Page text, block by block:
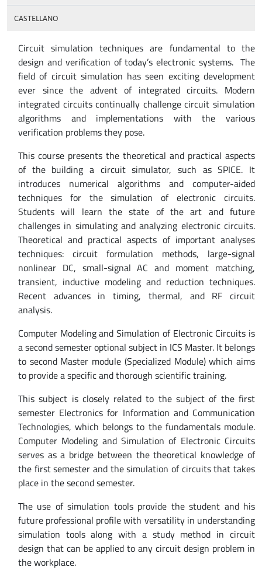
CASTELLANO
Circuit simulation techniques are fundamental to the
design and verification of today’s electronic systems. The
field of circuit simulation has seen exciting development
ever since the advent of integrated circuits. Modern
integrated circuits continually challenge circuit simulation
algorithms and implementations with the various
verification problems they pose.
This course presents the theoretical and practical aspects
of the building a circuit simulator, such as SPICE. It
introduces numerical algorithms and computer-aided
techniques for the simulation of electronic circuits.
Students will learn the state of the art and future
challenges in simulating and analyzing electronic circuits.
Theoretical and practical aspects of important analyses
techniques: circuit formulation methods, large-signal
nonlinear DC, small-signal AC and moment matching,
transient, inductive modeling and reduction techniques.
Recent advances in timing, thermal, and RF circuit
analysis.
Computer Modeling and Simulation of Electronic Circuits is
a second semester optional subject in ICS Master. It belongs
to second Master module (Specialized Module) which aims
to provide a specific and thorough scientific training.
This subject is closely related to the subject of the first
semester Electronics for Information and Communication
Technologies, which belongs to the fundamentals module.
Computer Modeling and Simulation of Electronic Circuits
serves as a bridge between the theoretical knowledge of
the first semester and the simulation of circuits that takes
place in the second semester.
The use of simulation tools provide the student and his
future professional profile with versatility in understanding
simulation tools along with a study method in circuit
design that can be applied to any circuit design problem in
the workplace.